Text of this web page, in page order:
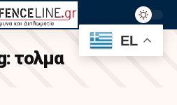
τολμα
EL